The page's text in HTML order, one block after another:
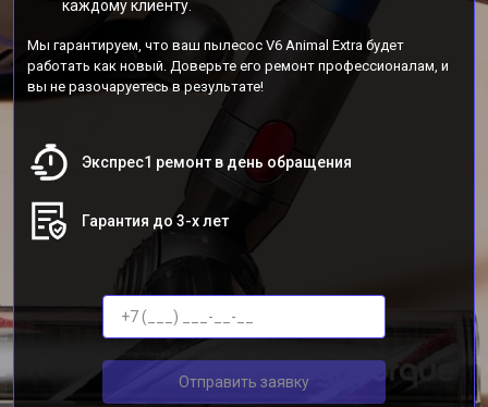
каждому клиенту.
Мы гарантируем, что ваш пылесос V6 Animal Extra будет
работать как новый. Доверьте его ремонт профессионалам, и
вы не разочаруетесь в результате!
Экспрес1 ремонт в день обращения
Гарантия до 3-х лет
Отправить заявку